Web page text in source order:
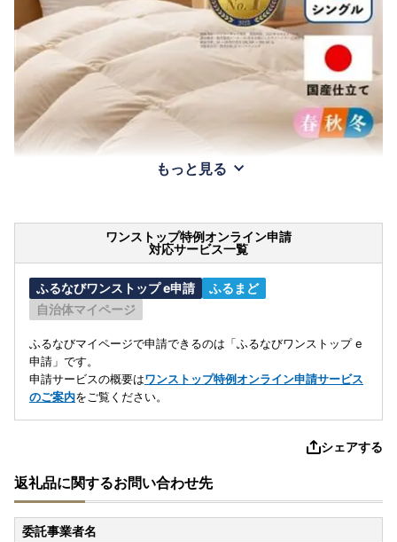
もっと見る
ワンストップ特例オンライン申請
対応サービス一覧
ふるなびワンストップ e申請
ふるまど
自治体マイページ
ふるなびマイページで申請できるのは「ふるなびワンストップ e
申請」です。
申請サービスの概要はワンストップ特例オンライン申請サービス
のご案内をご覧ください。
シェアする
返礼品に関するお問い合わせ先
委託事業者名